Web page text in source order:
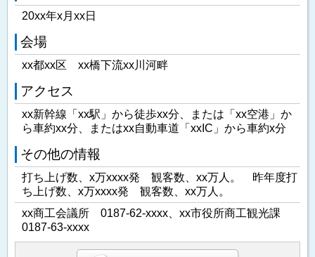
20xx年x月xx日
会場
xx都xx区 xx橋下流xx川河畔
アクセス
xx新幹線「xx駅」から徒歩xx分、または「xx空港」か
ら車約xx分、またはxx自動車道「xxIC」から車約x分
その他の情報
打ち上げ数、x万xxxx発 観客数、xx万人。 昨年度打
ち上げ数、x万xxxx発 観客数、xx万人。
xx商工会議所 0187-62-xxxx、xx市役所商工観光課
0187-63-xxxx